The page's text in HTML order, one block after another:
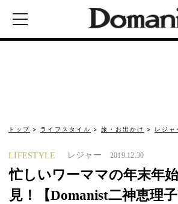
トップ ライフスタイル 旅・お出かけ レジャ
LIFESTYLE レジャー 2019.12.30
忙しいワーママの年末年
見！【Domanist二神恵理